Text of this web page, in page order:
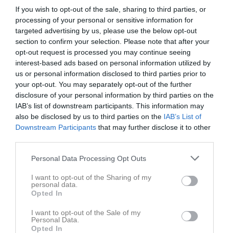
If you wish to opt-out of the sale, sharing to third parties, or
processing of your personal or sensitive information for
targeted advertising by us, please use the below opt-out
section to confirm your selection. Please note that after your
opt-out request is processed you may continue seeing
interest-based ads based on personal information utilized by
us or personal information disclosed to third parties prior to
your opt-out. You may separately opt-out of the further
disclosure of your personal information by third parties on the
IAB’s list of downstream participants. This information may
also be disclosed by us to third parties on the IAB’s List of
Downstream Participants that may further disclose it to other
Personal Data Processing Opt Outs
I want to opt-out of the Sharing of my
personal data.
Opted In
I want to opt-out of the Sale of my
Personal Data.
Opted In
BLI EN DEL AV VÅR FAMILJ!
Senast uppdaterade album
Träning med U-17 09-08-2014
9 bilder
Inga kommande aktiviteter
Kalenderöversikt